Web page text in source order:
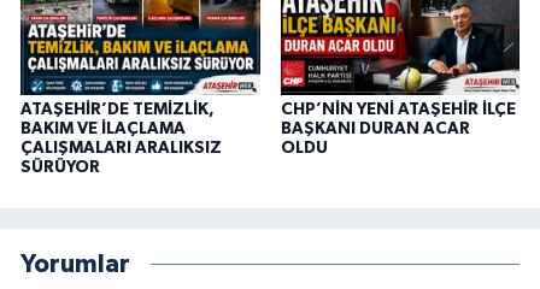
ATAŞEHİR’DE TEMİZLİK,
BAKIM VE İLAÇLAMA
ÇALIŞMALARI ARALIKSIZ
SÜRÜYOR
CHP’NİN YENİ ATAŞEHİR İLÇE
BAŞKANI DURAN ACAR
OLDU
Yorumlar